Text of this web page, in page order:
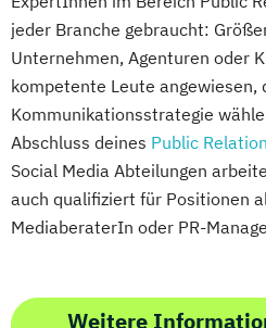
jeder Branche gebraucht:
Unternehmen, Agenturen oder
kompetente Leute angewiesen,
Kommunikationsstrategie
Abschluss deines Public
Social Media Abteilungen
auch qualifiziert für Positionen
MediaberaterIn oder PR-
Weitere